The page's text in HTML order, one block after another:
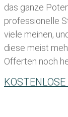
das ganze
professionelle
viele meinen,
diese meist
Offerten noch